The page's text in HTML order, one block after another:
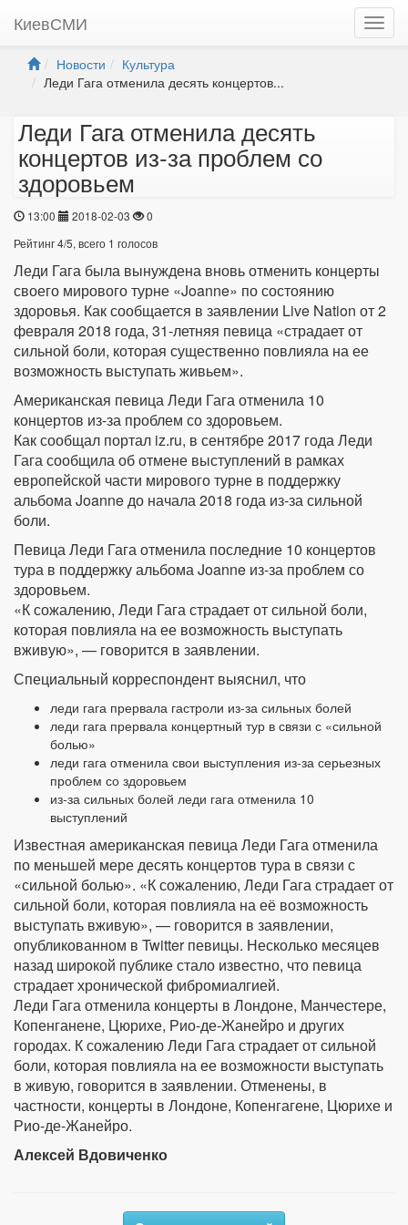
КиевСМИ
Новости
Культура
Леди Гага отменила десять концертов...
Леди Гага отменила десять
концертов из-за проблем со
здоровьем
13:00 2018-02-03
0
Рейтинг4/5, всего 1 голосов
Леди Гага была вынуждена вновь отменить концерты
своего мирового турне «Joanne» по состоянию
здоровья. Как сообщается в заявлении Live Nation от 2
февраля 2018 года, 31-летняя певица «страдает от
сильной боли, которая существенно повлияла на ее
возможность выступать живьем».
Американская певица Леди Гага отменила 10
концертов из-за проблем со здоровьем.
Как сообщал портал iz.ru, в сентябре 2017 года Леди
Гага сообщила об отмене выступлений в рамках
европейской части мирового турне в поддержку
альбома Joanne до начала 2018 года из-за сильной
боли.
Певица Леди Гага отменила последние 10 концертов
тура в поддержку альбома Joanne из-за проблем со
здоровьем.
«К сожалению, Леди Гага страдает от сильной боли,
которая повлияла на ее возможность выступать
вживую», — говорится в заявлении.
Специальный корреспондент выяснил, что
леди гага прервала гастроли из-за сильных болей
леди гага прервала концертный тур в связи с «сильной
болью»
леди гага отменила свои выступления из-за серьезных
проблем со здоровьем
из-за сильных болей леди гага отменила 10
выступлений
Известная американская певица Леди Гага отменила
по меньшей мере десять концертов тура в связи с
«сильной болью». «К сожалению, Леди Гага страдает от
сильной боли, которая повлияла на её возможность
выступать вживую», — говорится в заявлении,
опубликованном в Twitter певицы. Несколько месяцев
назад широкой публике стало известно, что певица
страдает хронической фибромиалгией.
Леди Гага отменила концерты в Лондоне, Манчестере,
Копенганене, Цюрихе, Рио-де-Жанейро и других
городах. К сожалению Леди Гага страдает от сильной
боли, которая повлияла на ее возможности выступать
в живую, говорится в заявлении. Отменены, в
частности, концерты в Лондоне, Копенгагене, Цюрихе и
Рио-де-Жанейро.
Алексей Вдовиченко